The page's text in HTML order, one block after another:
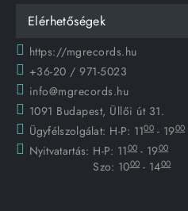
Elérhetőségek
https://mgrecords.hu
+36-20 / 971-5023
info@mgrecords.hu
1091 Budapest, Üllői út 31.
Ügyfélszolgálat: H-P: 1100 - 1900
Nyitvatartás: H-P: 1100 - 1900
Szo: 1000 - 1400